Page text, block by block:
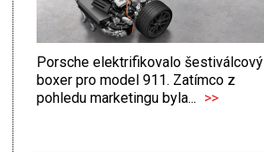
Porsche elektrifikovalo šestiválcový
boxer pro model 911. Zatímco z
pohledu marketingu byla... >>